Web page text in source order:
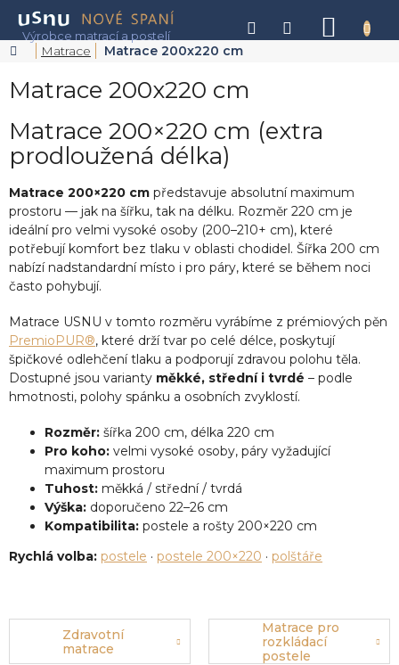
obsah
Domů
Matrace Matrace 200x220 cm
Matrace 200x220 cm
Matrace 200×220 cm (extra
prodloužená délka)
Matrace 200×220 cm představuje absolutní maximum
prostoru — jak na šířku, tak na délku. Rozměr 220 cm je
ideální pro velmi vysoké osoby (200–210+ cm), které
potřebují komfort bez tlaku v oblasti chodidel. Šířka 200 cm
nabízí nadstandardní místo i pro páry, které se během noci
často pohybují.
Matrace USNU v tomto rozměru vyrábíme z prémiových pěn
PremioPUR®, které drží tvar po celé délce, poskytují
špičkové odlehčení tlaku a podporují zdravou polohu těla.
Dostupné jsou varianty měkké, střední i tvrdé – podle
hmotnosti, polohy spánku a osobních zvyklostí.
Rozměr: šířka 200 cm, délka 220 cm
Pro koho: velmi vysoké osoby, páry vyžadující
maximum prostoru
Tuhost: měkká / střední / tvrdá
Výška: doporučeno 22–26 cm
Kompatibilita: postele a rošty 200×220 cm
Rychlá volba: postele · postele 200×220 · polštáře
Zdravotní
matrace
Matrace pro
rozkládací
postele